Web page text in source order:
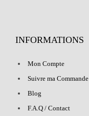
INFORMATIONS
Mon Compte
Suivre ma Commande
Blog
F.A.Q / Contact